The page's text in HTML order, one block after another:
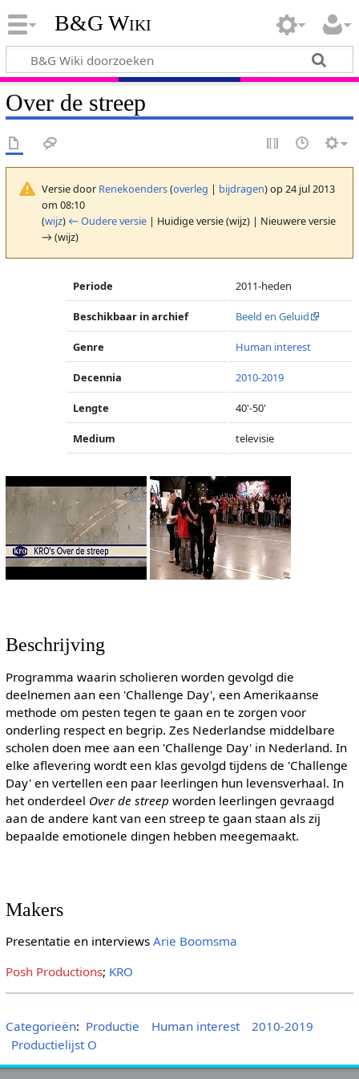
B&G Wiki
Over de streep
Versie door Renekoenders(overleg | bijdragen)op 24 jul 2013
om 08:10
(wijz) ← Oudere versie| Huidige versie (wijz) | Nieuwere versie
→ (wijz)
Periode 2011-heden
Beschikbaar in archief Beeld en Geluid
Genre Human interest
Decennia 2010-2019
Lengte 40'-50'
Medium televisie
Beschrijving
Programma waarin scholieren worden gevolgd die
deelnemen aan een 'Challenge Day', een Amerikaanse
methode om pesten tegen te gaan en te zorgen voor
onderling respect en begrip. Zes Nederlandse middelbare
scholen doen mee aan een 'Challenge Day' in Nederland. In
elke aflevering wordt een klas gevolgd tijdens de 'Challenge
Day' en vertellen een paar leerlingen hun levensverhaal. In
het onderdeel Over de streep worden leerlingen gevraagd
aan de andere kant van een streep te gaan staan als zij
bepaalde emotionele dingen hebben meegemaakt.
Makers
Presentatie en interviews Arie Boomsma
Posh Productions; KRO
Categorieën: Productie Human interest
2010-2019
Productielijst O